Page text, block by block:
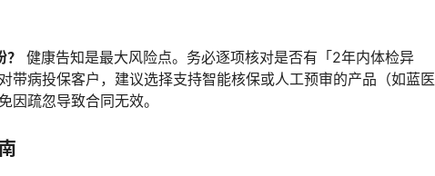
健康告知是最大风险点。务必逐项核对是否有「2年内体检异
带病投保客户，建议选择支持智能核保或人工预审的产品（如蓝医
因疏忽导致合同无效。